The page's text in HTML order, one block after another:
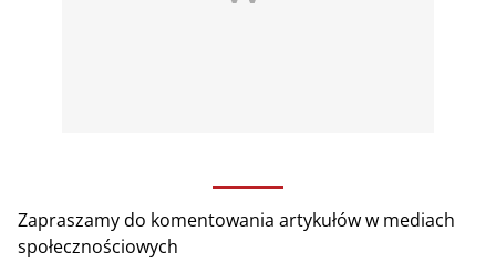
Zapraszamy do komentowania artykułów w mediach
społecznościowych